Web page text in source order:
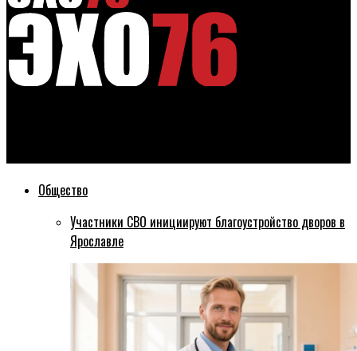
Общество
Участники СВО инициируют благоустройство дворов в
Ярославле